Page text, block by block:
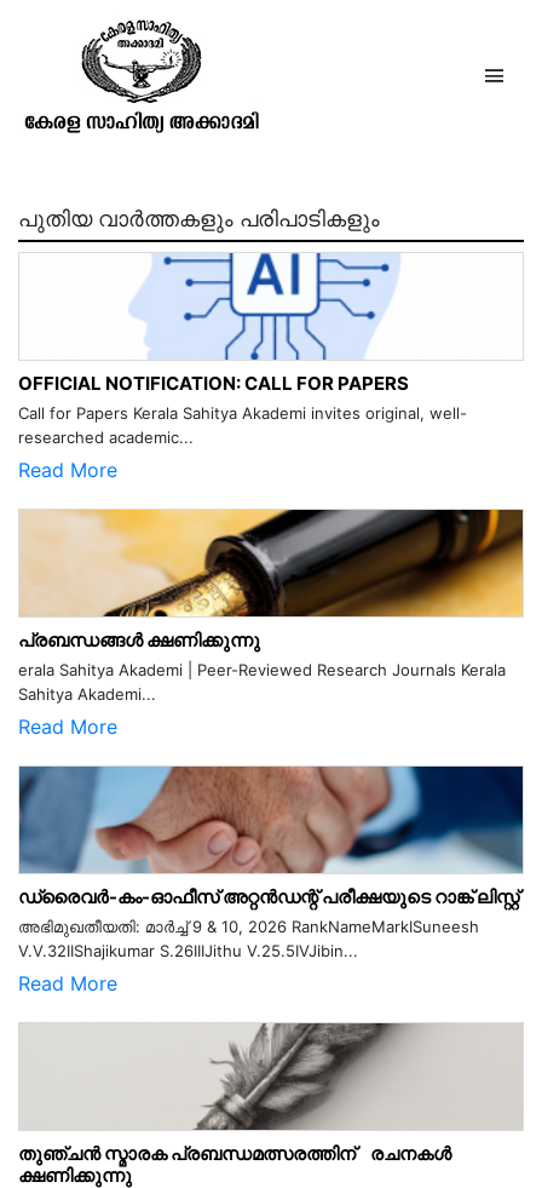
ഗ്രന്ഥാലോകം വാള്യം10 നമ്പര്‍
10 1958 ഒക്ടോബര്‍
പുതിയ വാർത്തകളും പരിപാടികളും
OFFICIAL NOTIFICATION: CALL FOR PAPERS
Call for Papers Kerala Sahitya Akademi invites original, well-
researched academic...
Read More
പ്രബന്ധങ്ങൾ ക്ഷണിക്കുന്നു
erala Sahitya Akademi | Peer-Reviewed Research Journals Kerala
Sahitya Akademi...
Read More
ഡ്രൈവർ-കം-ഓഫീസ് അറ്റൻഡന്റ് പരീക്ഷയുടെ റാങ്ക് ലിസ്റ്റ്
അഭിമുഖതീയതി: മാർച്ച് 9 & 10, 2026 RankNameMarkISuneesh
V.V.32IIShajikumar S.26IIIJithu V.25.5IVJibin...
Read More
തുഞ്ചൻ സ്മാരക പ്രബന്ധമത്സരത്തിന് രചനകൾ
ക്ഷണിക്കുന്നു